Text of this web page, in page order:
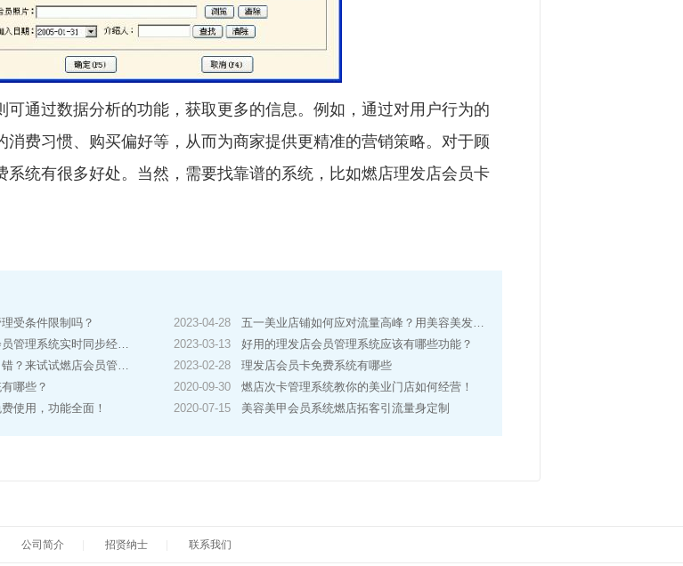
通过数据分析的功能，获取更多的信息。例如，通过对用户行为的
消费习惯、购买偏好等，从而为商家提供更精准的营销策略。对于顾
系统有很多好处。当然，需要找靠谱的系统，比如燃店理发店会员卡
受条件限制吗？ 2023-04-28
五一美业店铺如何应对流量高峰？用美容美发管理系统清晰记录营收很重要！
理系统实时同步经营数据 2023-03-13
好用的理发店会员管理系统应该有哪些功能？
试试燃店会员管理系统！ 2023-02-28
理发店会员卡免费系统有哪些
哪些？ 2020-09-30
燃店次卡管理系统教你的美业门店如何经营！
使用，功能全面！ 2020-07-15 美容美甲会员系统燃店拓客引流量身定制
公司简介 招贤纳士 联系我们